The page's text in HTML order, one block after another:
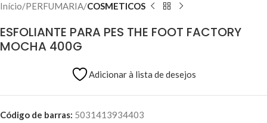
Início PERFUMARIA COSMETICOS
ESFOLIANTE PARA PES THE FOOT FACTORY
MOCHA 400G
Adicionar à lista de desejos
Código de barras: 5031413934403